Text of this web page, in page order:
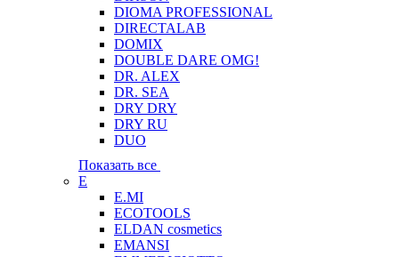
DIOMA PROFESSIONAL
DIRECTALAB
DOMIX
DOUBLE DARE OMG!
DR. ALEX
DR. SEA
DRY DRY
DRY RU
DUO
Показать все
E
E.MI
ECOTOOLS
ELDAN cosmetics
EMANSI